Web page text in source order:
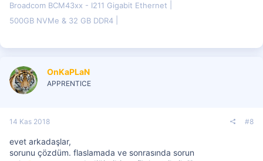
Broadcom BCM43xx - I211 Gigabit Ethernet
500GB NVMe & 32 GB DDR4
OnKaPLaN
APPRENTICE
14 Kas 2018 #8
evet arkadaşlar,
sorunu çözdüm. flaslamada ve sonrasında sorun